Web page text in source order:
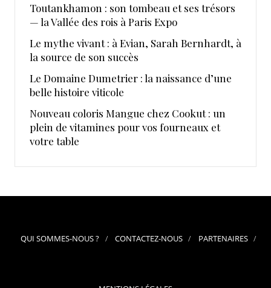
Toutankhamon : son tombeau et ses trésors
— la Vallée des rois à Paris Expo
Le mythe vivant : à Evian, Sarah Bernhardt, à
la source de son succès
Le Domaine Dumetrier : la naissance d’une
belle histoire viticole
Nouveau coloris Mangue chez Cookut : un
plein de vitamines pour vos fourneaux et
votre table
QUI SOMMES-NOUS ? CONTACTEZ-NOUS PARTENAIRES